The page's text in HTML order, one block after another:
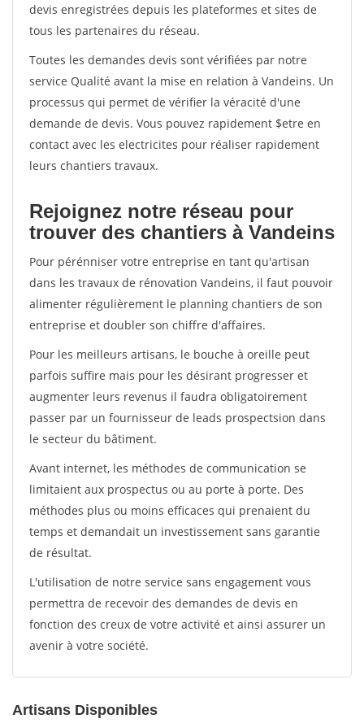
devis enregistrées depuis les plateformes et sites de
tous les partenaires du réseau.
Toutes les demandes devis sont vérifiées par notre
service Qualité avant la mise en relation à Vandeins. Un
processus qui permet de vérifier la véracité d'une
demande de devis. Vous pouvez rapidement $etre en
contact avec les electricites pour réaliser rapidement
leurs chantiers travaux.
Rejoignez notre réseau pour
trouver des chantiers à Vandeins
Pour pérénniser votre entreprise en tant qu'artisan
dans les travaux de rénovation Vandeins, il faut pouvoir
alimenter régulièrement le planning chantiers de son
entreprise et doubler son chiffre d'affaires.
Pour les meilleurs artisans, le bouche à oreille peut
parfois suffire mais pour les désirant progresser et
augmenter leurs revenus il faudra obligatoirement
passer par un fournisseur de leads prospectsion dans
le secteur du bâtiment.
Avant internet, les méthodes de communication se
limitaient aux prospectus ou au porte à porte. Des
méthodes plus ou moins efficaces qui prenaient du
temps et demandait un investissement sans garantie
de résultat.
L'utilisation de notre service sans engagement vous
permettra de recevoir des demandes de devis en
fonction des creux de votre activité et ainsi assurer un
avenir à votre société.
Artisans Disponibles